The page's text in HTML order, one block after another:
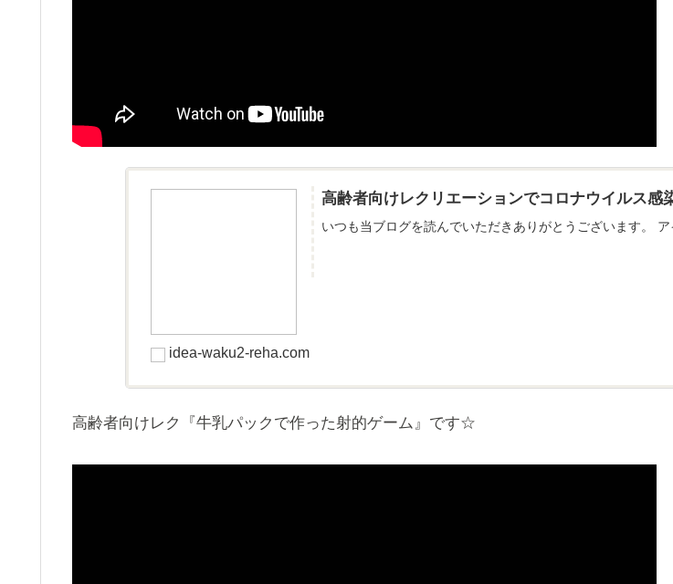
高齢者向けレクリエーションでコロナウイルス感
いつも当ブログを読んでいただきありがとうございます。
idea-waku2-reha.com
高齢者向けレク『牛乳パックで作った射的ゲーム』です☆